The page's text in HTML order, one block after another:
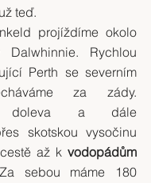
teď.
projíždíme okolo
Dalwhinnie. Rychlou
Perth se severním
za zády.
doleva a dále
skotskou vysočinu
až k vodopádům
sebou máme 180